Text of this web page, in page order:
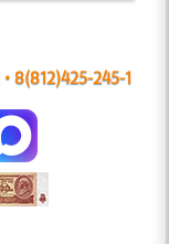
•8(812)425-245-1